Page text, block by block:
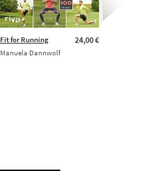
24,00 €
Fit for Running
Manuela Dannwolf